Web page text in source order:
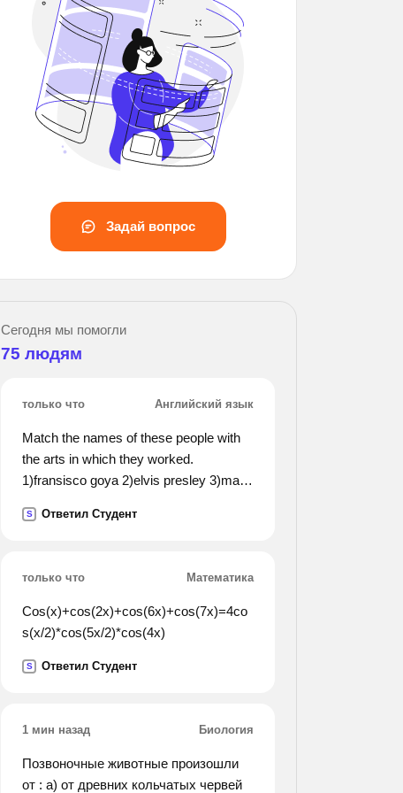
Задай вопрос
Сегодня мы помогли
75 людям
только что Английский язык
Match the names of these people with
the arts in which they worked.
1)fransisco goya 2)elvis presley 3)maya
rakhmaninov 6)pablo picasso 7)luciano
S Ответил Студент
только что Математика
Cos(x)+cos(2x)+cos(6x)+cos(7x)=4co
s(x/2)*cos(5x/2)*cos(4x)
S Ответил Студент
1 мин назад Биология
Позвоночные животные произошли
от : а) от древних кольчатых червей